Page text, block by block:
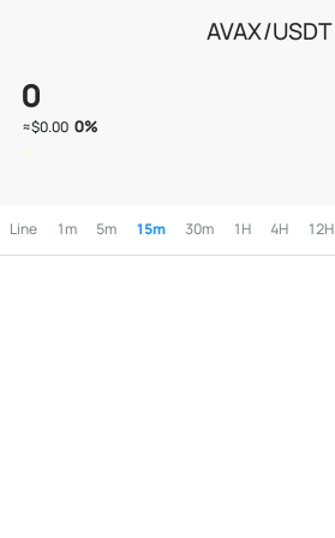
AVAX/USDT
0
≈$0.00 0%
Line 1m 5m 15m 30m 1H 4H 12H